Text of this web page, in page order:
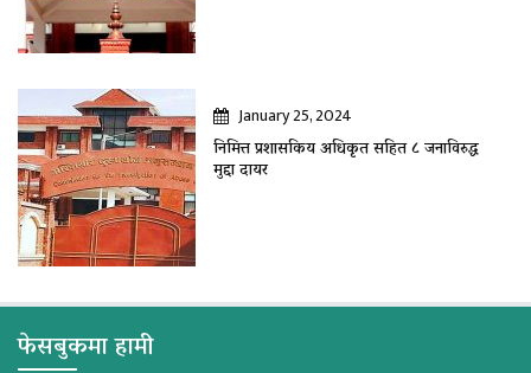
January 25, 2024
निमित्त प्रशासकिय अधिकृत सहित ८ जनाविरुद्ध
मुद्दा दायर
फेसबुकमा हामी